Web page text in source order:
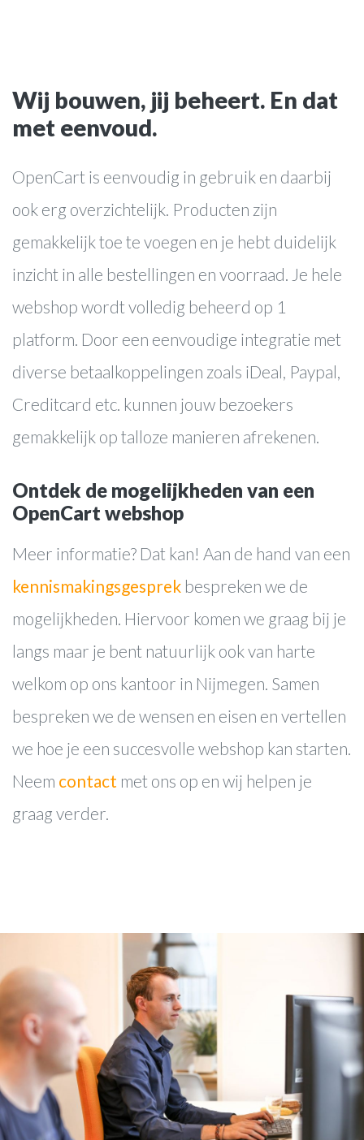
webwinkels
online marketing
webapplicaties
Wij bouwen, jij beheert. En dat
met eenvoud.
OpenCart is eenvoudig in gebruik en daarbij
ook erg overzichtelijk. Producten zijn
gemakkelijk toe te voegen en je hebt duidelijk
inzicht in alle bestellingen en voorraad. Je hele
webshop wordt volledig beheerd op 1
platform. Door een eenvoudige integratie met
diverse betaalkoppelingen zoals iDeal, Paypal,
Creditcard etc. kunnen jouw bezoekers
gemakkelijk op talloze manieren afrekenen.
Ontdek de mogelijkheden van een
OpenCart webshop
Meer informatie? Dat kan! Aan de hand van een
kennismakingsgesprek bespreken we de
mogelijkheden. Hiervoor komen we graag bij je
langs maar je bent natuurlijk ook van harte
welkom op ons kantoor in Nijmegen. Samen
bespreken we de wensen en eisen en vertellen
we hoe je een succesvolle webshop kan starten.
Neem contact met ons op en wij helpen je
graag verder.